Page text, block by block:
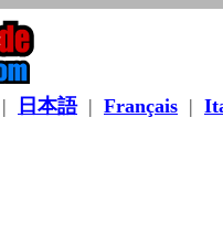
| 日本語| Français |